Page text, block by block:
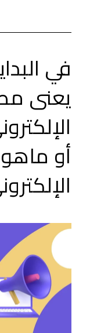
في
يعنى
أو ماهو